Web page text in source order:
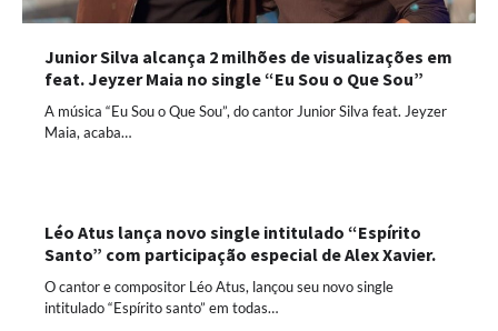
Junior Silva alcança 2 milhões de visualizações em
feat. Jeyzer Maia no single “Eu Sou o Que Sou”
A música “Eu Sou o Que Sou”, do cantor Junior Silva feat. Jeyzer
Maia, acaba…
Léo Atus lança novo single intitulado “Espírito
Santo” com participação especial de Alex Xavier.
O cantor e compositor Léo Atus, lançou seu novo single
intitulado “Espírito santo” em todas…